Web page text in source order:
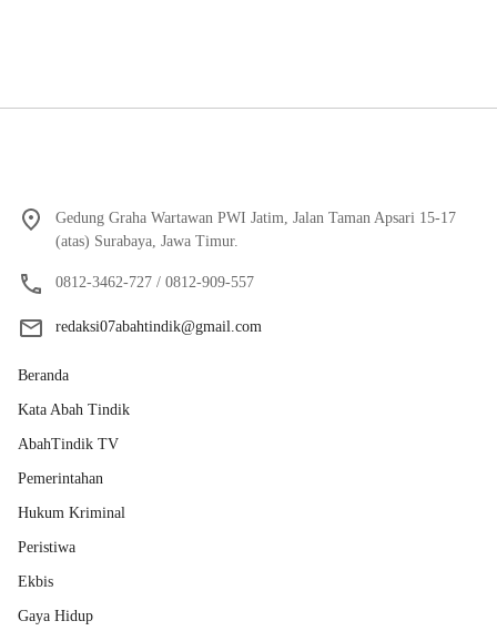
Gedung Graha Wartawan PWI Jatim, Jalan Taman Apsari 15-17
(atas) Surabaya, Jawa Timur.
0812-3462-727 / 0812-909-557
redaksi07abahtindik@gmail.com
Beranda
Kata Abah Tindik
AbahTindik TV
Pemerintahan
Hukum Kriminal
Peristiwa
Ekbis
Gaya Hidup